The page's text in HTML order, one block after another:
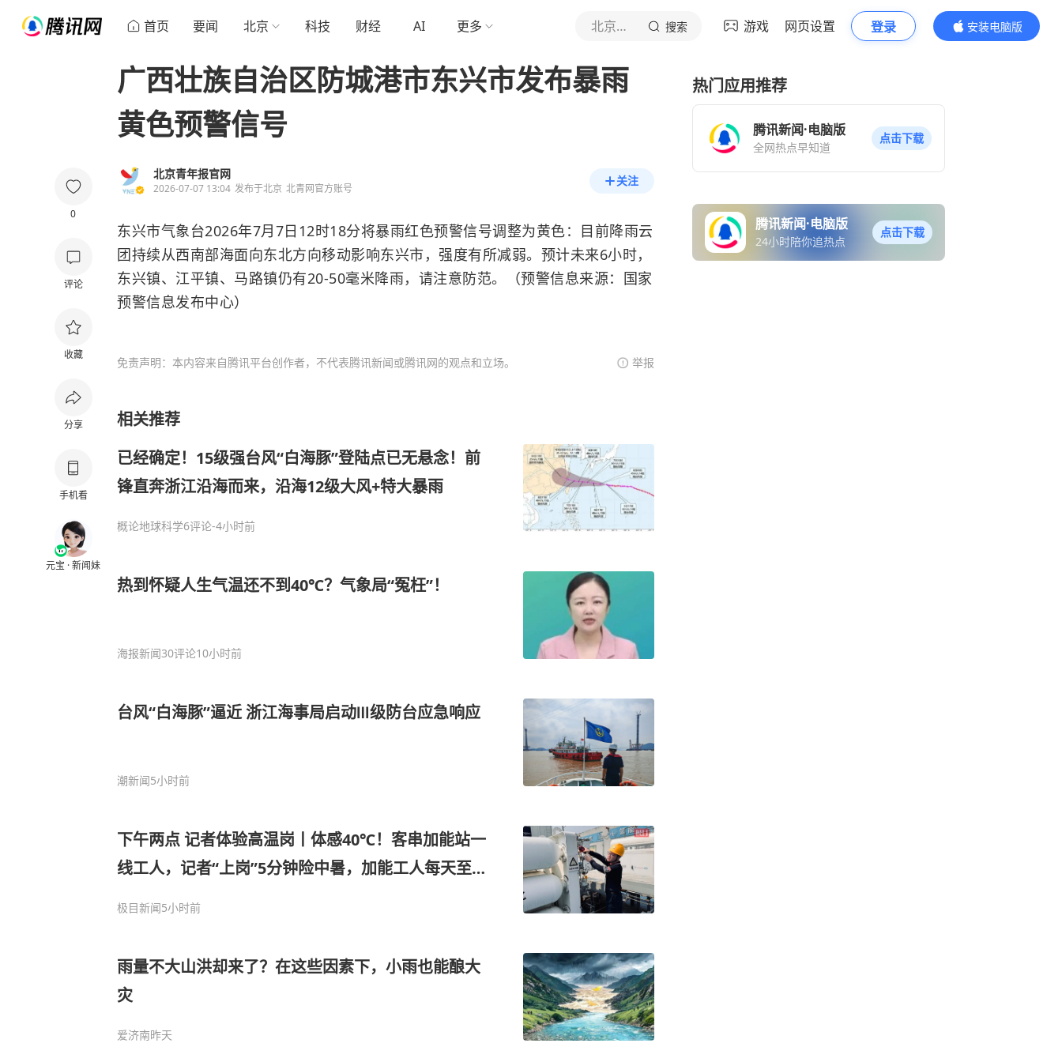
首页 要闻 北京 科技 财经 AI 更多 北京青年报官网 搜索 游戏 网页设置 登录
安装电脑版
内容更精彩
0
评论
收藏
分享
手机看
元宝 · 新闻妹
广西壮族自治区防城港市东兴市发布暴雨
黄色预警信号
北京青年报官网
2026-07-07 13:04 发布于北京 北青网官方账号
关注
东兴市气象台2026年7月7日12时18分将暴雨红色预警信号调整为黄色：目前降雨云
团持续从西南部海面向东北方向移动影响东兴市，强度有所减弱。预计未来6小时，
东兴镇、江平镇、马路镇仍有20-50毫米降雨，请注意防范。（预警信息来源：国家
预警信息发布中心）
免责声明：本内容来自腾讯平台创作者，不代表腾讯新闻或腾讯网的观点和立场。 举报
相关推荐
已经确定！15级强台风“白海豚”登陆点已无悬念！前
锋直奔浙江沿海而来，沿海12级大风+特大暴雨
概论地球科学6评论-4小时前
热到怀疑人生气温还不到40℃？气象局“冤枉”！
海报新闻30评论10小时前
台风“白海豚”逼近 浙江海事局启动Ⅲ级防台应急响应
潮新闻5小时前
下午两点 记者体验高温岗丨体感40℃！客串加能站一
线工人，记者“上岗”5分钟险中暑，加能工人每天至少
极目新闻5小时前
雨量不大山洪却来了？在这些因素下，小雨也能酿大
灾
爱济南昨天
热门应用推荐
腾讯新闻·电脑版
全网热点早知道
点击下载
腾讯新闻·电脑版
24小时陪你追热点
点击下载